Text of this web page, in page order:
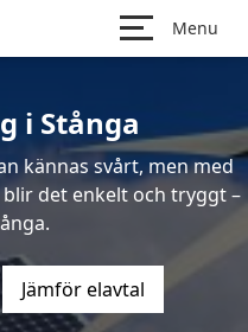
Menu
i Stånga
kännas svårt, men med
det enkelt och tryggt –
Jämför elavtal